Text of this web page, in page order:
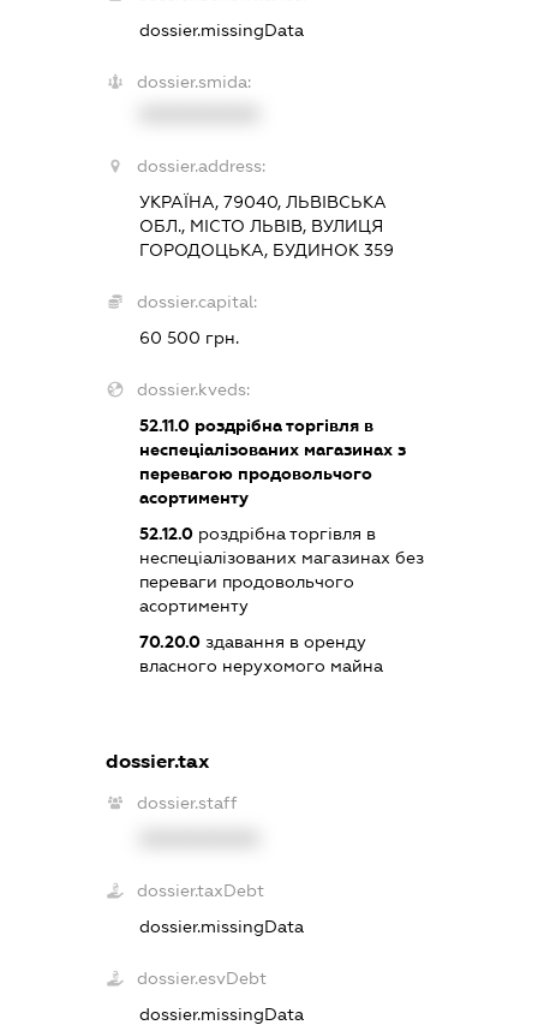
dossier.missingData
dossier.smida:
dossier.address:
УКРАЇНА, 79040, ЛЬВІВСЬКА
ОБЛ., МІСТО ЛЬВІВ, ВУЛИЦЯ
ГОРОДОЦЬКА, БУДИНОК 359
dossier.capital:
60 500 грн.
dossier.kveds:
52.11.0 роздрібна торгівля в
неспеціалізованих магазинах з
перевагою продовольчого
асортименту
52.12.0 роздрібна торгівля в
неспеціалізованих магазинах без
переваги продовольчого
асортименту
70.20.0 здавання в оренду
власного нерухомого майна
dossier.tax
dossier.staff
dossier.taxDebt
dossier.missingData
dossier.esvDebt
dossier.missingData